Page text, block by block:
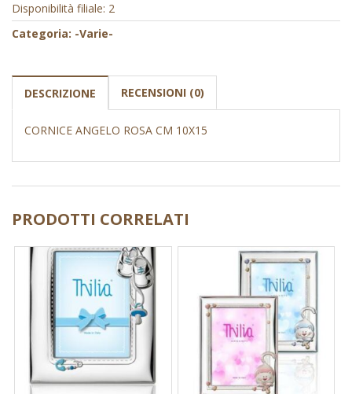
Disponibilità filiale: 2
Categoria: -Varie-
DESCRIZIONE RECENSIONI (0)
CORNICE ANGELO ROSA CM 10X15
PRODOTTI CORRELATI